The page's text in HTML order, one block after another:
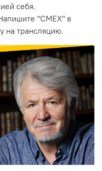
себя.
"СМЕХ" в
на трансляцию.